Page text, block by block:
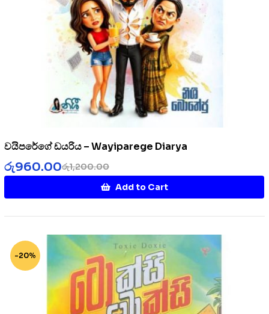
වයිපරේගේ ඩයරිය – Wayiparege Diarya
රු1,200.00
රු960.00
Add to Cart
-20%